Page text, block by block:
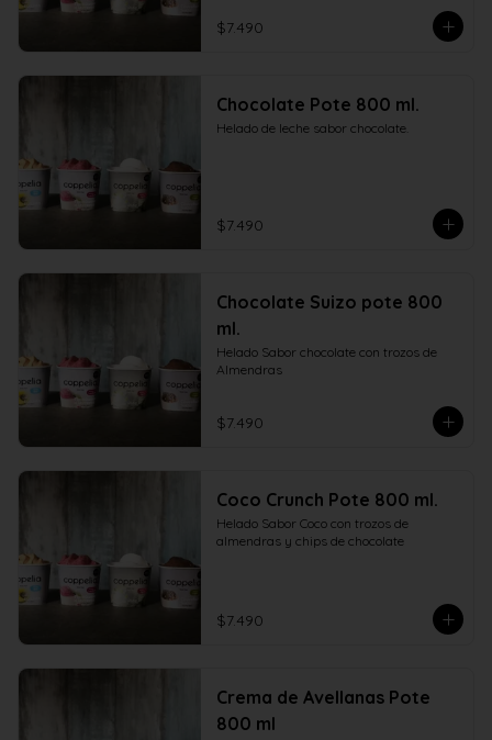
$7.490
Chocolate Pote 800 ml.
Helado de leche sabor chocolate.
$7.490
Chocolate Suizo pote 800
ml.
Helado Sabor chocolate con trozos de
Almendras
$7.490
Coco Crunch Pote 800 ml.
Helado Sabor Coco con trozos de
almendras y chips de chocolate
$7.490
Crema de Avellanas Pote
800 ml